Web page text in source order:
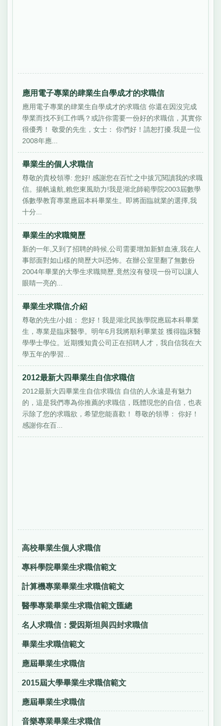
應用電子專業的肆業生自學成才的求職信
應用電子專業的肆業生自學成才的求職信 你還在因沒完成
學業而找不到工作嗎？或許你需要一份好的求職信，其實你
很優秀！ 敬愛的先生，女士： 你們好！請恕打擾.我是一位
2008年應...
畢業生的個人求職信
尊敬的貴校領導: 您好! 感謝您在百忙之中拔冗閱讀我的求職
信。揚帆遠航,賴您東風助力!我是湖北師範學院2003屆數學
係數學教育專業應屆本科畢業生。即將面臨就業的選擇,我
十分...
畢業生的求職簡歷
新的一年,又到了招聘的時候,公司需要增加新鮮血液,我在人
事部面對如山樣的簡歷大叫恐怖。在辦公室里翻了無數份
2004年畢業的大學生求職簡歷,竟然沒有發現一份可以讓人
眼睛一亮的...
畢業生求職信,介紹
尊敬的先生/小姐： 您好！我是湖北民族學院應屆本科畢業
生，專業是臨床醫學。明年6月我將順利畢業並 獲得臨床醫
學學士學位。近期獲知貴公司正在招聘人才，我自信我在大
學五年的學習...
2012最新大四畢業生自信求職信
2012最新大四畢業生自信求職信 自信的人永遠是有魅力
的，這是我們專為你推薦的求職信，既體現您的自信，也表
示除了您的求職欲，希望您能喜歡！ 尊敬的領導： 你好！
感謝你在百...
高校畢業生個人求職信
專科學院畢業生求職信範文
計算機專業畢業生求職信範文
醫學專業畢業生求職信範文匯總
名人求職信：愛因斯坦與四封求職信
畢業生求職信範文
應屆畢業生求職信
2015屆大學畢業生求職信範文
應屆畢業生求職信
音樂專業畢業生求職信